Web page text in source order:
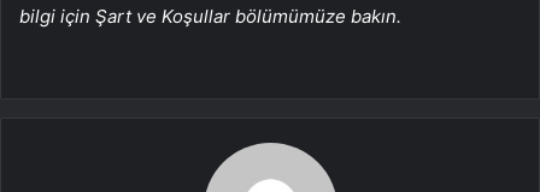
bilgi için Şart ve Koşullar bölümümüze bakın.